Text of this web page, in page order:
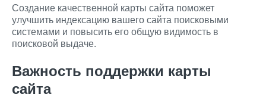
Создание качественной карты сайта поможет
улучшить индексацию вашего сайта поисковыми
системами и повысить его общую видимость в
поисковой выдаче.
Важность поддержки карты
сайта